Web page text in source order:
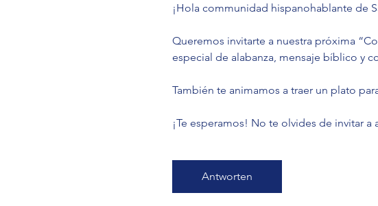
¡Hola communidad hispanohablante de
Queremos invitarte a nuestra próxima
especial de alabanza, mensaje bíblico y
También te animamos a traer un plato
¡Te esperamos! No te olvides de invitar a
Antworten